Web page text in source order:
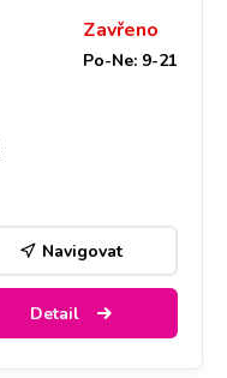
Zavřeno
Po-Ne: 9-21
Navigovat
Detail